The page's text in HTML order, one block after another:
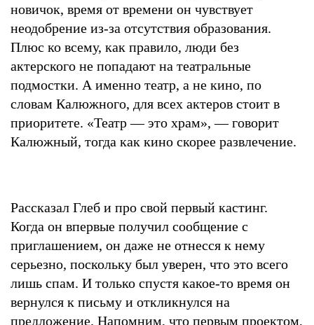
новичок, время от времени он чувствует
неодобрение из-за отсутствия образования.
Плюс ко всему, как правило, люди без
актерского не попадают на театральные
подмостки. А именно театр, а не кино, по
словам Калюжного, для всех актеров стоит в
приоритете. «Театр — это храм», — говорит
Калюжный, тогда как кино скорее развлечение.
Рассказал Глеб и про свой первый кастинг.
Когда он впервые получил сообщение с
приглашением, он даже не отнесся к нему
серьезно, поскольку был уверен, что это всего
лишь спам. И только спустя какое-то время он
вернулся к письму и откликнулся на
предложение. Напомним, что первым проектом,